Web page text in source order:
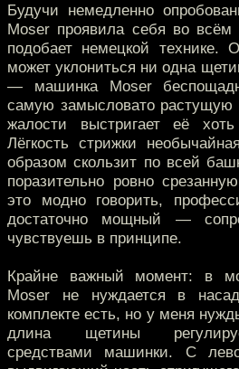
Будучи немедленно
Moser проявила себя во
подобает немецкой
может уклониться ни одна
— машинка Moser
самую замысловато растущую
жалости выстригает её
Лёгкость стрижки
образом скользит по всей
поразительно ровно
это модно говорить,
достаточно мощный —
чувствуешь в принципе.
Крайне важный момент: в
Moser не нуждается в
комплекте есть, но у меня
длина щетины
средствами машинки. С